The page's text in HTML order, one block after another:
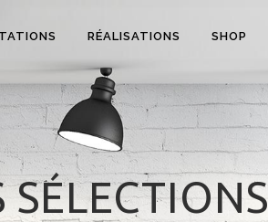
RÉALISATIONS SHOP